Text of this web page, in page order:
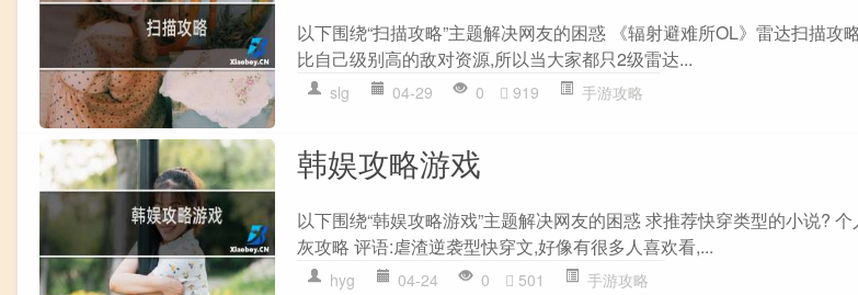
以下围绕“扫描攻略”主题解决网友的困惑 《辐射避难所OL》雷达扫描攻
比自己级别高的敌对资源,所以当大家都只2级雷达...
slg 04-29 0 919 手游攻略
韩娱攻略游戏
以下围绕“韩娱攻略游戏”主题解决网友的困惑 求推荐快穿类型的小
灰攻略 评语:虐渣逆袭型快穿文,好像有很多人喜欢看,...
hyg 04-24 0 501 手游攻略